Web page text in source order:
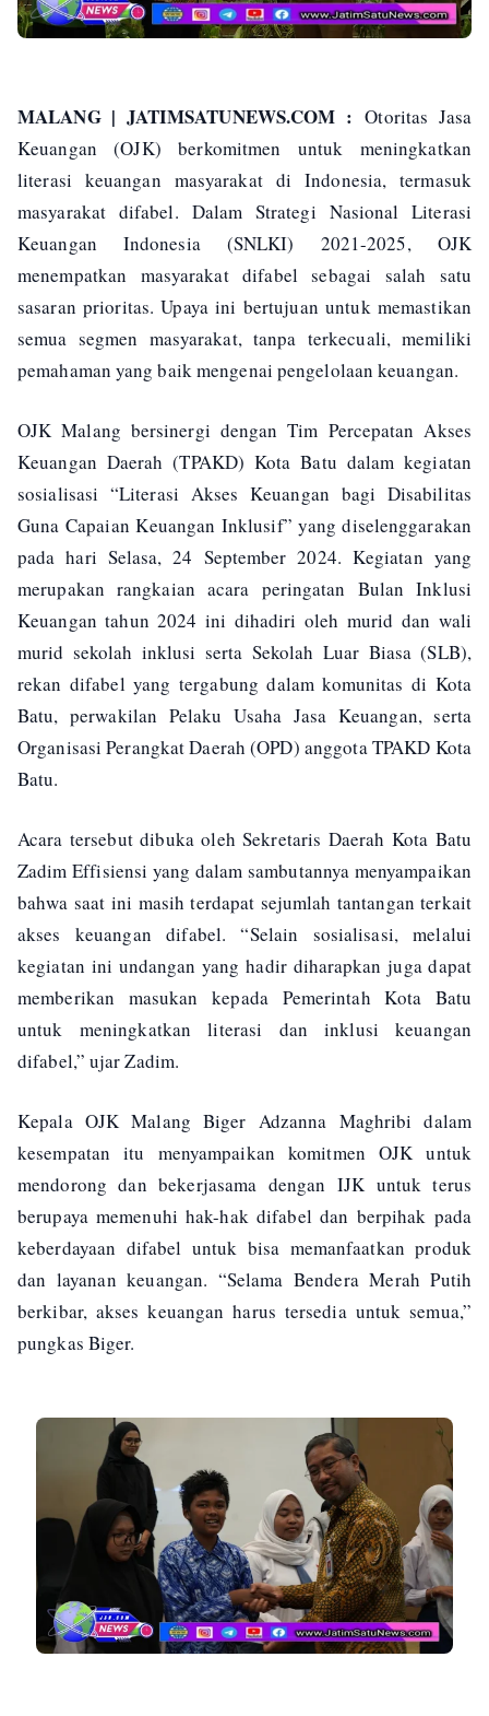
MALANG | JATIMSATUNEWS.COM :Otoritas Jasa
Keuangan (OJK) berkomitmen untuk meningkatkan
literasi keuangan masyarakat di Indonesia, termasuk
masyarakat difabel. Dalam Strategi Nasional Literasi
Keuangan Indonesia (SNLKI) 2021-2025, OJK
menempatkan masyarakat difabel sebagai salah satu
sasaran prioritas. Upaya ini bertujuan untuk memastikan
semua segmen masyarakat, tanpa terkecuali, memiliki
pemahaman yang baik mengenai pengelolaan keuangan.
OJK Malang bersinergi dengan Tim Percepatan Akses
Keuangan Daerah (TPAKD) Kota Batu dalam kegiatan
sosialisasi “Literasi Akses Keuangan bagi Disabilitas
Guna Capaian Keuangan Inklusif” yang diselenggarakan
pada hari Selasa, 24 September 2024. Kegiatan yang
merupakan rangkaian acara peringatan Bulan Inklusi
Keuangan tahun 2024 ini dihadiri oleh murid dan wali
murid sekolah inklusi serta Sekolah Luar Biasa (SLB),
rekan difabel yang tergabung dalam komunitas di Kota
Batu, perwakilan Pelaku Usaha Jasa Keuangan, serta
Organisasi Perangkat Daerah (OPD) anggota TPAKD Kota
Batu.
Acara tersebut dibuka oleh Sekretaris Daerah Kota Batu
Zadim Effisiensi yang dalam sambutannya menyampaikan
bahwa saat ini masih terdapat sejumlah tantangan terkait
akses keuangan difabel. “Selain sosialisasi, melalui
kegiatan ini undangan yang hadir diharapkan juga dapat
memberikan masukan kepada Pemerintah Kota Batu
untuk meningkatkan literasi dan inklusi keuangan
difabel,” ujar Zadim.
Kepala OJK Malang Biger Adzanna Maghribi dalam
kesempatan itu menyampaikan komitmen OJK untuk
mendorong dan bekerjasama dengan IJK untuk terus
berupaya memenuhi hak-hak difabel dan berpihak pada
keberdayaan difabel untuk bisa memanfaatkan produk
dan layanan keuangan. “Selama Bendera Merah Putih
berkibar, akses keuangan harus tersedia untuk semua,”
pungkas Biger.